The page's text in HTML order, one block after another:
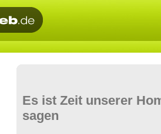
Es ist Zeit unserer
sagen